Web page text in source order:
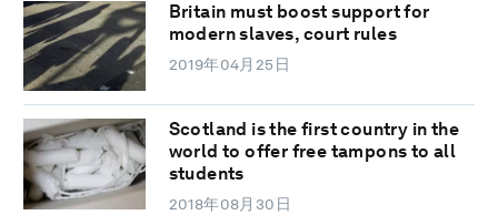
Britain must boost support for
modern slaves, court rules
2019年04月25日
Scotland is the first country in the
world to offer free tampons to all
students
2018年08月30日